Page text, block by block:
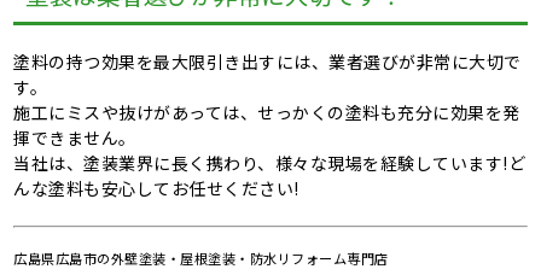
塗料の持つ効果を最大限引き出すには、業者選びが非常に大切で
す。
施工にミスや抜けがあっては、せっかくの塗料も充分に効果を発
揮できません。
当社は、塗装業界に長く携わり、様々な現場を経験しています!ど
んな塗料も安心してお任せください!
広島県広島市の外壁塗装・屋根塗装・防水リフォーム専門店